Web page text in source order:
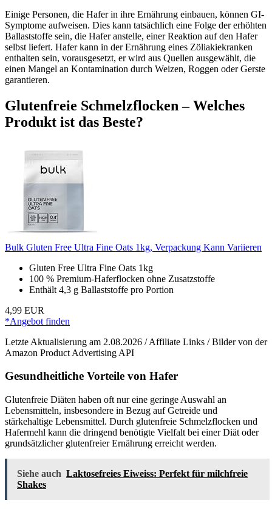
Einige Personen, die Hafer in ihre Ernährung einbauen, können GI-
Symptome aufweisen. Dies kann tatsächlich eine Folge der erhöhten
Ballaststoffe sein, die Hafer anstelle, einer Reaktion auf den Hafer
selbst liefert. Hafer kann in der Ernährung eines Zöliakiekranken
enthalten sein, vorausgesetzt, er wird aus Quellen ausgewählt, die
einen Mangel an Kontamination durch Weizen, Roggen oder Gerste
garantieren.
Glutenfreie Schmelzflocken – Welches
Produkt ist das Beste?
Bulk Gluten Free Ultra Fine Oats 1kg, Verpackung Kann Variieren
Gluten Free Ultra Fine Oats 1kg
100 % Premium-Haferflocken ohne Zusatzstoffe
Enthält 4,3 g Ballaststoffe pro Portion
4,99 EUR
*Angebot finden
Letzte Aktualisierung am 2.08.2026 / Affiliate Links / Bilder von der
Amazon Product Advertising API
Gesundheitliche Vorteile von Hafer
Glutenfreie Diäten haben oft nur eine geringe Auswahl an
Lebensmitteln, insbesondere in Bezug auf Getreide und
stärkehaltige Lebensmittel. Durch glutenfreie Schmelzflocken und
Hafermehl kann die dringend benötigte Vielfalt bei einer Diät oder
grundsätzlicher glutenfreier Ernährung erreicht werden.
Siehe auch Laktosefreies Eiweiss: Perfekt für milchfreie
Shakes